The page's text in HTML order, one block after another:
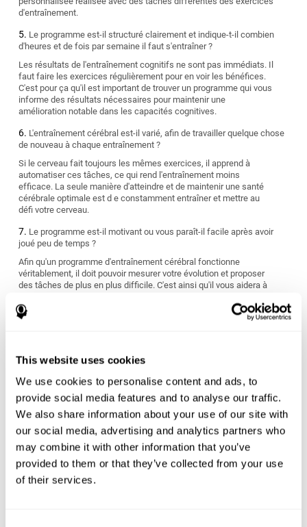
This website uses cookies
We use cookies to personalise content and ads, to
provide social media features and to analyse our traffic.
We also share information about your use of our site with
our social media, advertising and analytics partners who
may combine it with other information that you’ve
provided to them or that they’ve collected from your use
of their services.
d'entraînement.
Le programme est-il structuré clairement et indique-t-il combien
d'heures et de fois par semaine il faut s'entraîner ?
Les résultats de l'entraînement cognitifs ne sont pas immédiats. Il
faut faire les exercices régulièrement pour en voir les bénéfices.
C'est pour ça qu'il est important de trouver un programme qui vous
informe des résultats nécessaires pour maintenir une
amélioration notable dans les capacités cognitives.
L'entraînement cérébral est-il varié, afin de travailler quelque chose
de nouveau à chaque entraînement ?
Si le cerveau fait toujours les mêmes exercices, il apprend à
automatiser ces tâches, ce qui rend l'entraînement moins
efficace. La seule manière d'atteindre et de maintenir une santé
cérébrale optimale est d e constamment entraîner et mettre au
défi votre cerveau.
Le programme est-il motivant ou vous paraît-il facile après avoir
joué peu de temps ?
Afin qu'un programme d'entraînement cérébral fonctionne
véritablement, il doit pouvoir mesurer votre évolution et proposer
des tâches de plus en plus difficile. C'est ainsi qu'il vous aidera à
de stimulation cognitive qui puisse mesurer vos capacités
vos caractéristiques et nécessités personnelles.
Certains programmes d'entraînement cérébral ont des résultats à
court terme qui sont difficiles à maintenir dans le temps et
peuvent être finalement n'être que peu utiles. Vous devez choisir
un programme qui vous évalue dès le début et qui s'ajuste aux
nécessités d'apprentissage individuelles de chaque personne.